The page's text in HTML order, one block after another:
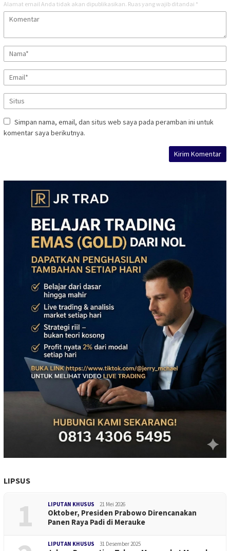
Alamat email Anda tidak akan dipublikasikan. Ruas yang wajib ditandai *
Simpan nama, email, dan situs web saya pada peramban ini untuk
komentar saya berikutnya.
LIPSUS
1 LIPUTAN KHUSUS 21 Mei 2026
Oktober, Presiden Prabowo Direncanakan
Panen Raya Padi di Merauke
LIPUTAN KHUSUS 31 Desember 2025